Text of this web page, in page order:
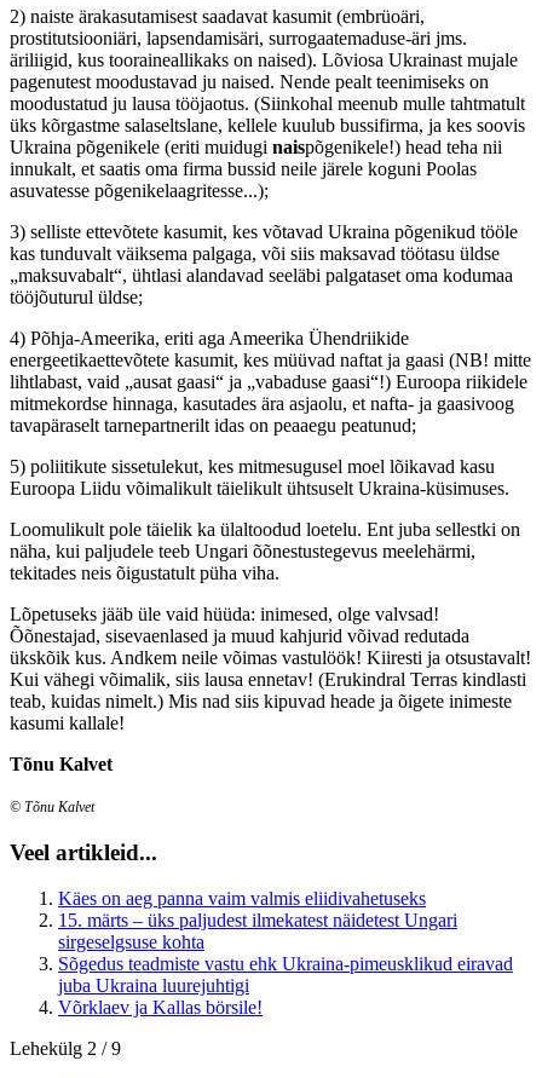
2) naiste ärakasutamisest saadavat kasumit (embrüoäri,
prostitutsiooniäri, lapsendamisäri, surrogaatemaduse-äri jms.
äriliigid, kus tooraineallikaks on naised). Lõviosa Ukrainast mujale
pagenutest moodustavad ju naised. Nende pealt teenimiseks on
moodustatud ju lausa tööjaotus. (Siinkohal meenub mulle tahtmatult
üks kõrgastme salaseltslane, kellele kuulub bussifirma, ja kes soovis
Ukraina põgenikele (eriti muidugi naispõgenikele!) head teha nii
innukalt, et saatis oma firma bussid neile järele koguni Poolas
asuvatesse põgenikelaagritesse...);
3) selliste ettevõtete kasumit, kes võtavad Ukraina põgenikud tööle
kas tunduvalt väiksema palgaga, või siis maksavad töötasu üldse
„maksuvabalt“, ühtlasi alandavad seeläbi palgataset oma kodumaa
tööjõuturul üldse;
4) Põhja-Ameerika, eriti aga Ameerika Ühendriikide
energeetikaettevõtete kasumit, kes müüvad naftat ja gaasi (NB! mitte
lihtlabast, vaid „ausat gaasi“ ja „vabaduse gaasi“!) Euroopa riikidele
mitmekordse hinnaga, kasutades ära asjaolu, et nafta- ja gaasivoog
tavapäraselt tarnepartnerilt idas on peaaegu peatunud;
5) poliitikute sissetulekut, kes mitmesugusel moel lõikavad kasu
Euroopa Liidu võimalikult täielikult ühtsuselt Ukraina-küsimuses.
Loomulikult pole täielik ka ülaltoodud loetelu. Ent juba sellestki on
näha, kui paljudele teeb Ungari õõnestustegevus meelehärmi,
tekitades neis õigustatult püha viha.
Lõpetuseks jääb üle vaid hüüda: inimesed, olge valvsad!
Õõnestajad, sisevaenlased ja muud kahjurid võivad redutada
ükskõik kus. Andkem neile võimas vastulöök! Kiiresti ja otsustavalt!
Kui vähegi võimalik, siis lausa ennetav! (Erukindral Terras kindlasti
teab, kuidas nimelt.) Mis nad siis kipuvad heade ja õigete inimeste
kasumi kallale!
Tõnu Kalvet
© Tõnu Kalvet
Veel artikleid...
Käes on aeg panna vaim valmis eliidivahetuseks
15. märts – üks paljudest ilmekatest näidetest Ungari
sirgeselgsuse kohta
Sõgedus teadmiste vastu ehk Ukraina-pimeusklikud eiravad
juba Ukraina luurejuhtigi
Võrklaev ja Kallas börsile!
Lehekülg 2 / 9